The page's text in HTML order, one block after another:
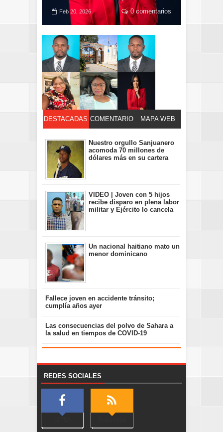
Feb 20, 2026 0 comentarios
DESTACADAS COMENTARIO MAPA WEB
Nuestro orgullo Sanjuanero
acomoda 70 millones de
dólares más en su cartera
VIDEO | Joven con 5 hijos
recibe disparo en plena labor
militar y Ejército lo cancela
Un nacional haitiano mato un
menor dominicano
Fallece joven en accidente tránsito;
cumplía años ayer
Las consecuencias del polvo de Sahara a
la salud en tiempos de COVID-19
REDES SOCIALES